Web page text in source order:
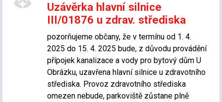
Uzávěrka hlavní silnice
III/01876 u zdrav. střediska
pozorňujeme občany, že v termínu od 1. 4.
2025 do 15. 4. 2025 bude, z důvodu provádění
přípojek kanalizace a vody pro bytový dům U
Obrázku, uzavřena hlavní silnice u zdravotního
střediska. Provoz zdravotního střediska
omezen nebude, parkoviště zůstane plně